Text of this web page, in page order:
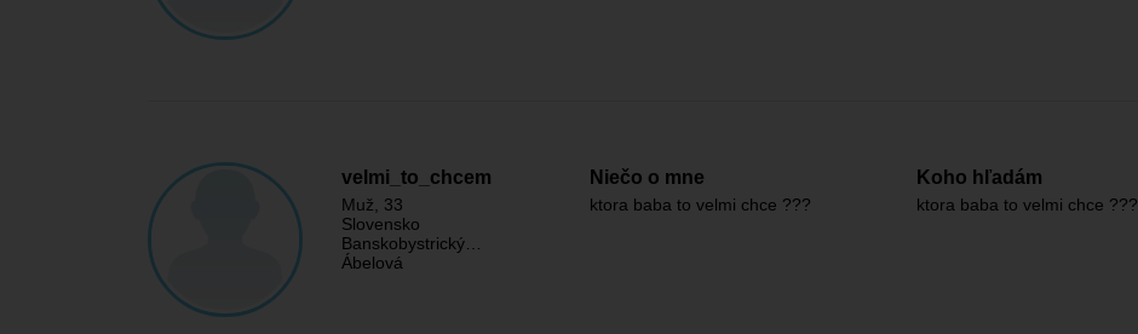
velmi_to_chcem
Muž , 33
Slovensko
Banskobystrický…
Ábelová
Niečo o mne
ktora baba to velmi chce ???
Koho hľadám
ktora baba to velmi chce ???